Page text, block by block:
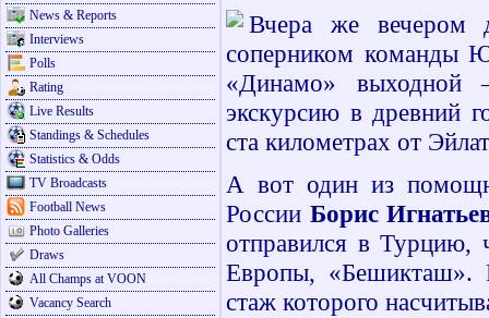
News & Reports
Interviews
Polls
Rating
Live Results
Standings & Schedules
Statistics & Odds
TV Broadcasts
Football News
Photo Galleries
Draws
All Champs at VOON
Vacancy Search
Вчера же вечером
соперником команды
«Динамо» выходной
экскурсию в древний
ста километрах от
А вот один из
России Борис
отправился в Турцию,
Европы, «Бешикташ».
стаж которого